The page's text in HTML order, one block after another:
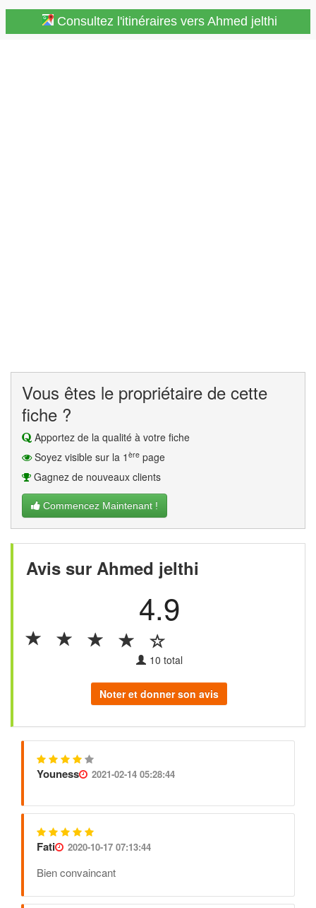
Consultez l'itinéraires vers Ahmed jelthi
Vous êtes le propriétaire de cette
fiche ?
Apportez de la qualité à votre fiche
Soyez visible sur la 1 ère page
Gagnez de nouveaux clients
Commencez Maintenant !
Avis sur Ahmed jelthi
4.9
10 total
Noter et donner son avis
Youness 2021-02-14 05:28:44
Fati 2020-10-17 07:13:44
Bien convaincant